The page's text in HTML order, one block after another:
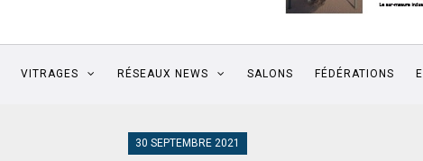
VITRAGES RÉSEAUX NEWS SALONS FÉDÉRATIONS
30 SEPTEMBRE 2021